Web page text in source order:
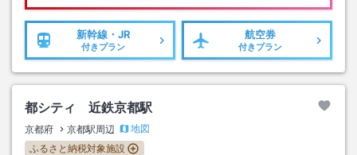
新幹線・JR
付きプラン
航空券
付きプラン
都シティ 近鉄京都駅
京都府 京都駅周辺
地図
ふるさと納税対象施設